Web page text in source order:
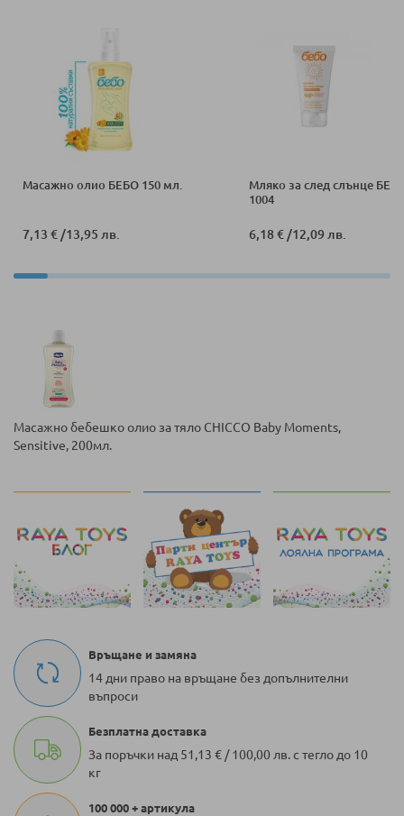
Масажно олио БЕБО 150 мл.
7,13 €/13,95 лв.
Мляко за след слънце
1004
6,18 €/12,09 лв.
Масажно бебешко олио за тяло CHICCO Baby Moments,
Sensitive, 200мл.
Връщане и замяна
14 дни право на връщане без допълнителни
въпроси
Безплатна доставка
За поръчки над 51,13 € / 100,00 лв. с тегло до 10
кг
100 000 + артикула